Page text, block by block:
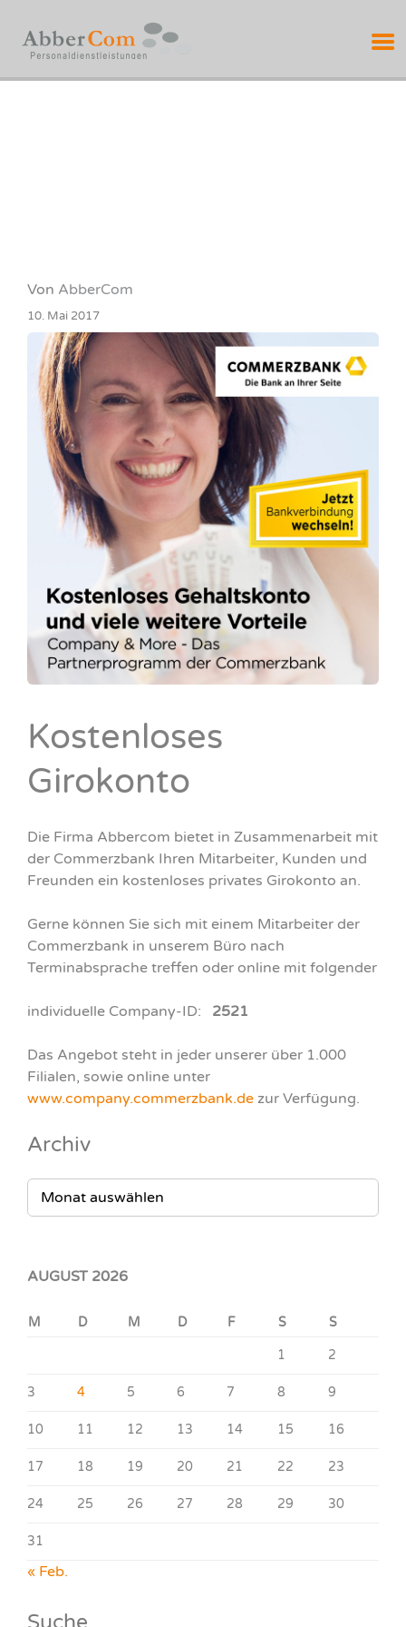
Von AbberCom
10. Mai 2017
Kostenloses
Girokonto
Die Firma Abbercom bietet in Zusammenarbeit mit
der Commerzbank Ihren Mitarbeiter, Kunden und
Freunden ein kostenloses privates Girokonto an.
Gerne können Sie sich mit einem Mitarbeiter der
Commerzbank in unserem Büro nach
Terminabsprache treffen oder online mit folgender
individuelle Company-ID: 2521
Das Angebot steht in jeder unserer über 1.000
Filialen, sowie online unter
www.company.commerzbank.de zur Verfügung.
Archiv
ARCHIV
AUGUST 2026
M D M D F S S
1 2
3 4 5 6 7 8 9
10 11 12 13 14 15 16
17 18 19 20 21 22 23
24 25 26 27 28 29 30
31
« Feb.